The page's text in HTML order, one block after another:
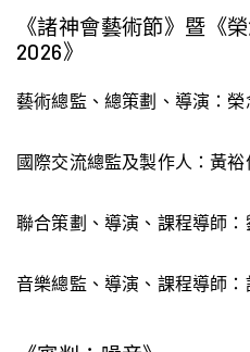
《諸神會藝術節》暨《
2026》
藝術總監、總策劃、導演：榮
國際交流總監及製作人：黃裕
聯合策劃、導演、課程導師：
音樂總監、導演、課程導師：